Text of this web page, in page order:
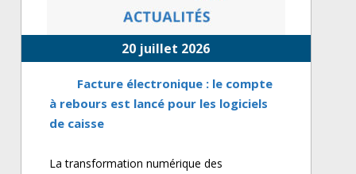
20 juillet 2026
Facture électronique : le compte
à rebours est lancé pour les logiciels
de caisse
La transformation numérique des